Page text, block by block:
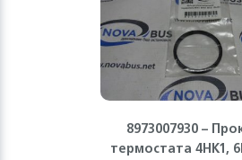
8973007930 –
термостата 4HK1,